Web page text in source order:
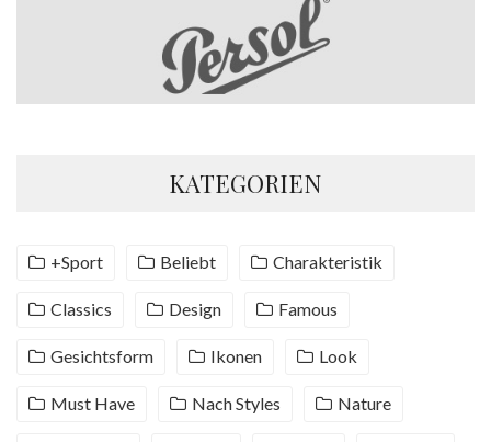
KATEGORIEN
+Sport Beliebt Charakteristik
Classics Design Famous
Gesichtsform Ikonen Look
Must Have Nach Styles Nature